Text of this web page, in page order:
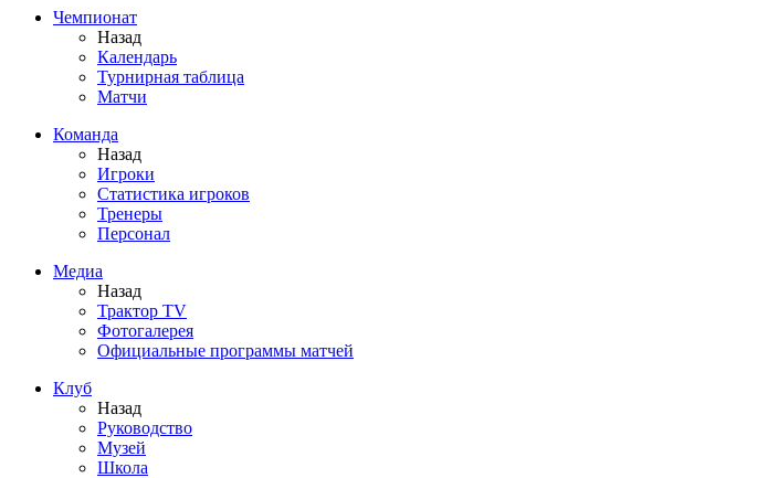
Чемпионат
Назад
Календарь
Турнирная таблица
Матчи
Команда
Назад
Игроки
Статистика игроков
Тренеры
Персонал
Медиа
Назад
Трактор TV
Фотогалерея
Официальные программы матчей
Клуб
Назад
Руководство
Музей
Школа